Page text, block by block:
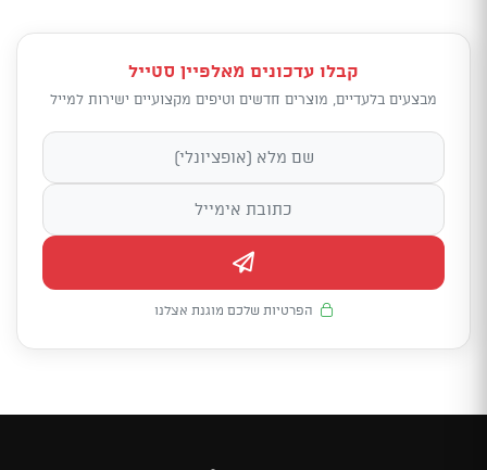
קבלו עדכונים מאלפיין סטייל
מבצעים בלעדיים, מוצרים חדשים וטיפים מקצועיים ישירות למייל
הפרטיות שלכם מוגנת אצלנו